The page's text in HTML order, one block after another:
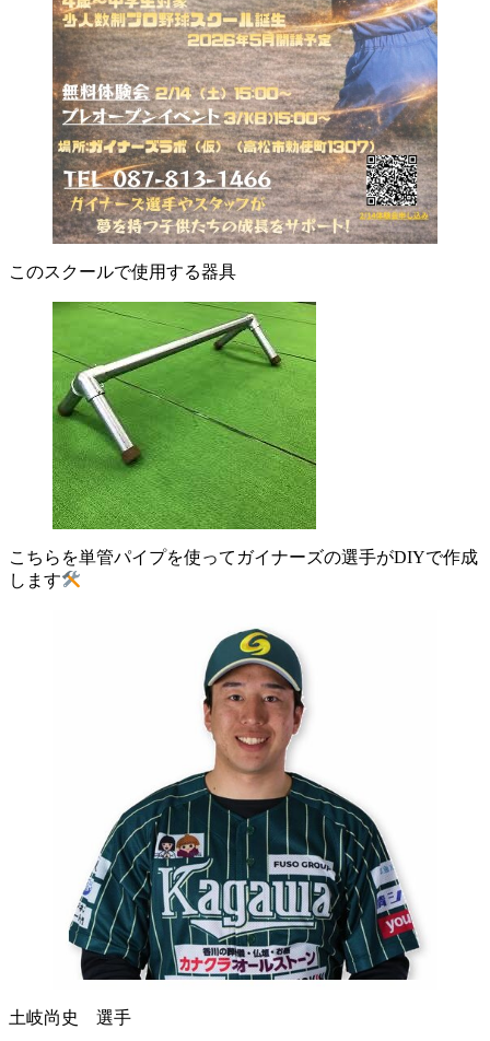
このスクールで使用する器具
こちらを単管パイプを使ってガイナーズの選手がDIYで作成
します
土岐尚史 選手